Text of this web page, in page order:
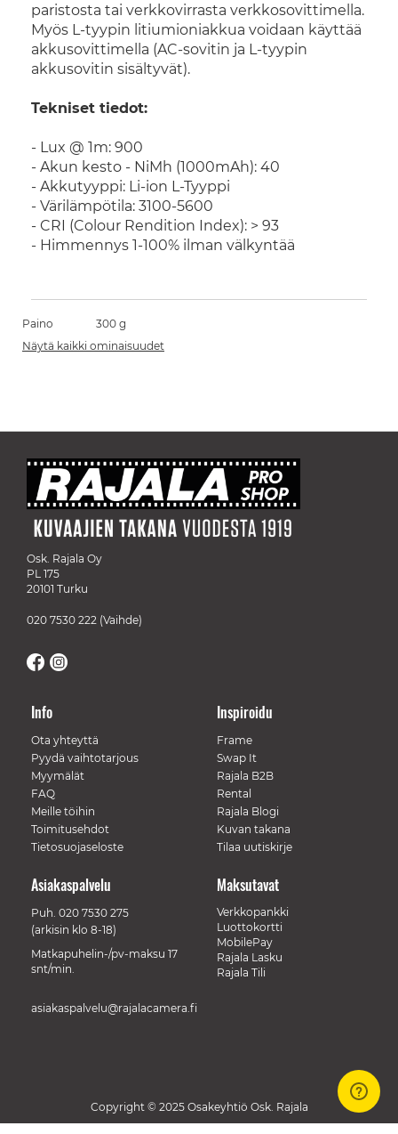
paristosta tai verkkovirrasta verkkosovittimella.
Myös L-tyypin litiumioniakkua voidaan käyttää
akkusovittimella (AC-sovitin ja L-tyypin
akkusovitin sisältyvät).
Tekniset tiedot:
- Lux @ 1m: 900
- Akun kesto - NiMh (1000mAh): 40
- Akkutyyppi: Li-ion L-Tyyppi
- Värilämpötila: 3100-5600
- CRI (Colour Rendition Index): > 93
- Himmennys 1-100% ilman välkyntää
Paino
300 g
Näytä kaikki ominaisuudet
Osk. Rajala Oy
PL 175
20101 Turku
020 7530 222 (Vaihde)
Info
Ota yhteyttä
Pyydä vaihtotarjous
Myymälät
FAQ
Meille töihin
Toimitusehdot
Tietosuojaseloste
Inspiroidu
Frame
Swap It
Rajala B2B
Rental
Rajala Blogi
Kuvan takana
Tilaa uutiskirje
Maksutavat
Verkkopankki
Luottokortti
MobilePay
Rajala Lasku
Rajala Tili
Asiakaspalvelu
Puh. 020 7530 275
(arkisin klo 8-18)
Matkapuhelin-/pv-maksu 17
snt/min.
asiakaspalvelu@rajalacamera.fi
Copyright © 2025 Osakeyhtiö Osk. Rajala